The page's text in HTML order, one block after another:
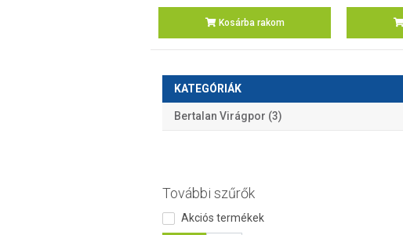
KATEGÓRIÁK
Bertalan Virágpor (3)
További szűrők
Akciós termékek
Kosárba rakom